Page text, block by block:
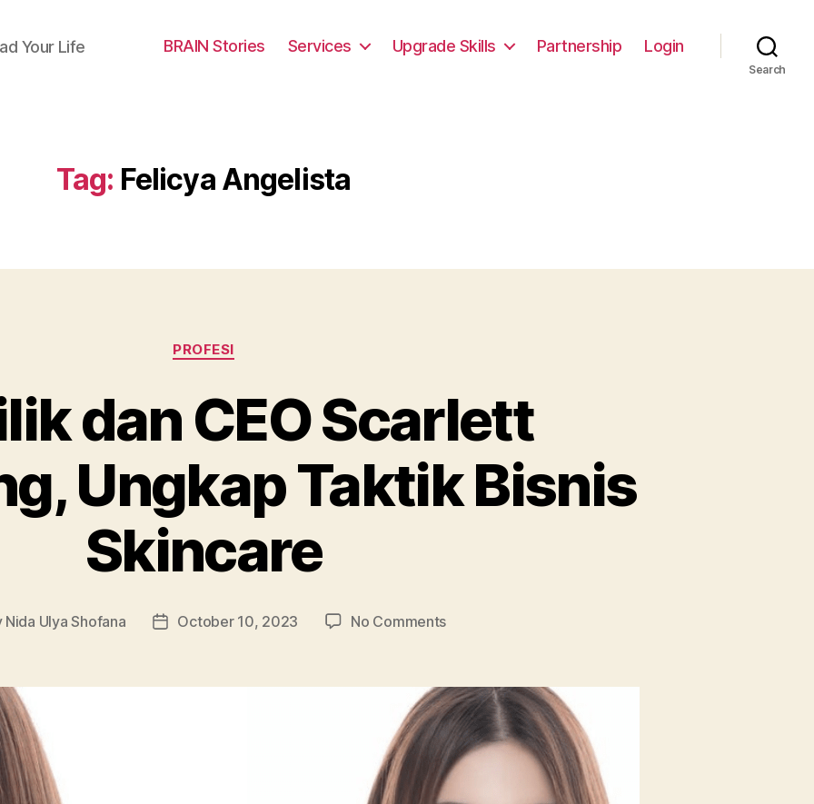
Your Life BRAIN Stories Services Upgrade Skills Partnership Login
Search
Tag: Felicya Angelista
Categories
PROFESI
dan CEO Scarlett
Ungkap Taktik Bisnis
Skincare
Nida Ulya Shofana
PostOctober 10, 2023 No Commentson
CEO
Scarlett
Whitening,
Ungkap
Taktik